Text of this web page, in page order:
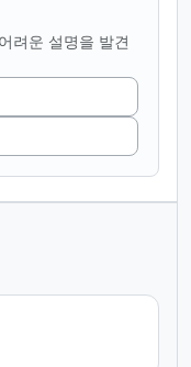
려운 설명을 발견